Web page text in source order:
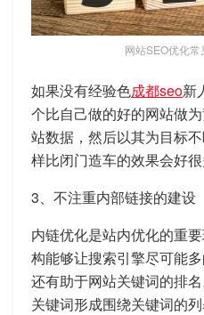
网站SEO优化
如果没有经验色成都seo新
个比自己做的好的网站做
站数据，然后以其为目标
样比闭门造车的效果会好很
3、不注重内部链接的建设
内链优化是站内优化的重
构能够让搜索引擎尽可能
还有助于网站关键词的排
关键词形成围绕关键词的